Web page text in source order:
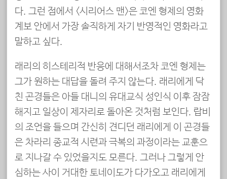
다. 그런 점에서 <시리어스 맨>은 코엔 형제의 영화
계보 안에서 가장 솔직하게 자기 반영적인 영화라고
말하고 싶다.
래리의 히스테리적 반응에 대해서조차 코엔 형제는
그가 원하는 대답을 돌려 주지 않는다. 래리에게 닥
친 곤경들은 아들 대니의 유대교식 성인식 이후 잠잠
해지고 일상이 제자리로 돌아온 것처럼 보인다. 랍비
의 조언을 들으며 간신히 견디던 래리에게 이 곤경들
은 차라리 종교적 시련과 극복의 과정이라는 교훈으
로 지나갈 수 있었을지도 모른다. 그러나 그렇게 안
심하는 사이 거대한 토네이도가 다가오고 래리에게